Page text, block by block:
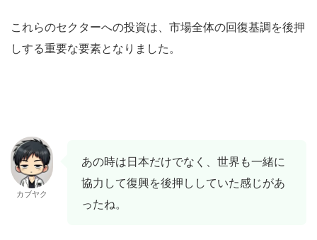
これらのセクターへの投資は、市場全体の回復基調を後押
しする重要な要素となりました。
カブヤク
あの時は日本だけでなく、世界も一緒に
協力して復興を後押ししていた感じがあ
ったね。